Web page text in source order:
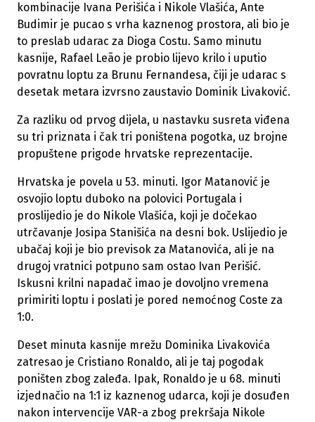
kombinacije Ivana Perišića i Nikole Vlašića, Ante
Budimir je pucao s vrha kaznenog prostora, ali bio je
to preslab udarac za Dioga Costu. Samo minutu
kasnije, Rafael Leão je probio lijevo krilo i uputio
povratnu loptu za Brunu Fernandesa, čiji je udarac s
desetak metara izvrsno zaustavio Dominik Livaković.
Za razliku od prvog dijela, u nastavku susreta viđena
su tri priznata i čak tri poništena pogotka, uz brojne
propuštene prigode hrvatske reprezentacije.
Hrvatska je povela u 53. minuti. Igor Matanović je
osvojio loptu duboko na polovici Portugala i
proslijedio je do Nikole Vlašića, koji je dočekao
utrčavanje Josipa Stanišića na desni bok. Uslijedio je
ubačaj koji je bio previsok za Matanovića, ali je na
drugoj vratnici potpuno sam ostao Ivan Perišić.
Iskusni krilni napadač imao je dovoljno vremena
primiriti loptu i poslati je pored nemoćnog Coste za
1:0.
Deset minuta kasnije mrežu Dominika Livakovića
zatresao je Cristiano Ronaldo, ali je taj pogodak
poništen zbog zaleđa. Ipak, Ronaldo je u 68. minuti
izjednačio na 1:1 iz kaznenog udarca, koji je dosuđen
nakon intervencije VAR-a zbog prekršaja Nikole